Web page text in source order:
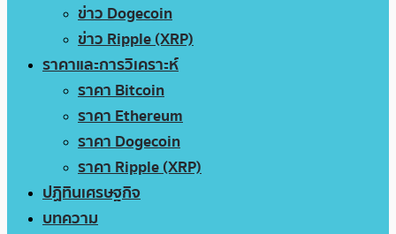
ข่าว Dogecoin
ข่าว Ripple (XRP)
ราคาและการวิเคราะห์
ราคา Bitcoin
ราคา Ethereum
ราคา Dogecoin
ราคา Ripple (XRP)
ปฏิทินเศรษฐกิจ
บทความ